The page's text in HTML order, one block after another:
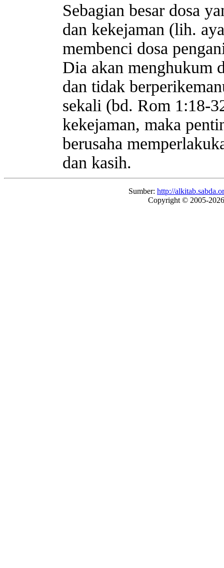
Sebagian besar dosa
dan kekejaman (lih.
membenci dosa
Dia akan menghukum
dan tidak
sekali (bd. Rom 1:18-
kekejaman, maka
berusaha
dan kasih.
Sumber: http://
Copyright © 2005-